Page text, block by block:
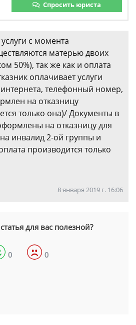
Спросить юриста
с момента
матерью двоих
50%), так же как и оплата
оплачивает услуги
телефонный номер,
на отказницу
только она)/ Документы в
на отказницу для
инвалид 2-ой группы и
производится только
8 января 2019 г. 16:06
для вас полезной?
0 0